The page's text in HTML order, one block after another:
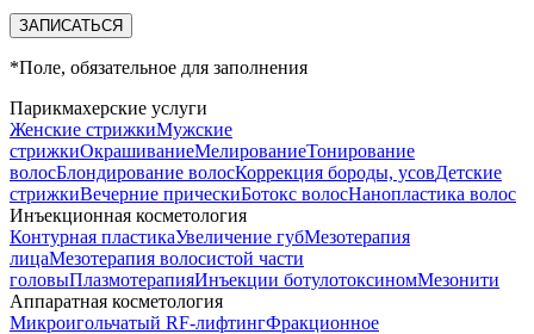
*Поле, обязательное для заполнения
Парикмахерские услуги
Женские стрижкиМужские
стрижкиОкрашиваниеМелированиеТонирование
волосБлондирование волосКоррекция бороды, усовДетские
стрижкиВечерние прическиБотокс волосНанопластика волос
Инъекционная косметология
Контурная пластикаУвеличение губМезотерапия
лицаМезотерапия волосистой части
головыПлазмотерапияИнъекции ботулотоксиномМезонити
Аппаратная косметология
Микроигольчатый RF-лифтингФракционное